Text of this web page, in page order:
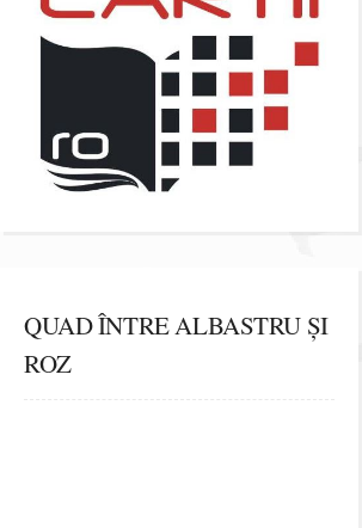
QUAD ÎNTRE ALBASTRU ȘI
ROZ